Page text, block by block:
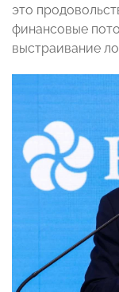
это
финансовые
выстраивание